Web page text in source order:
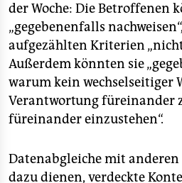
der Woche: Die Betroffenen
„gegebenenfalls
aufgezählten Kriterien
Außerdem könnten sie
warum kein wechselseitiger
Verantwortung füreinander
füreinander einzustehen“.
Datenabgleiche mit anderen
dazu dienen, verdeckte